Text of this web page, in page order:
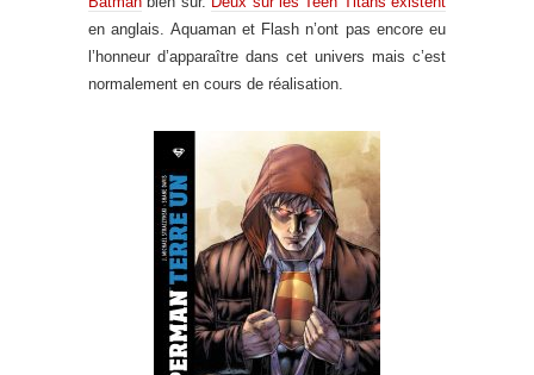
en anglais. Aquaman et Flash n’ont pas encore eu
l’honneur d’apparaître dans cet univers mais c’est
normalement en cours de réalisation.